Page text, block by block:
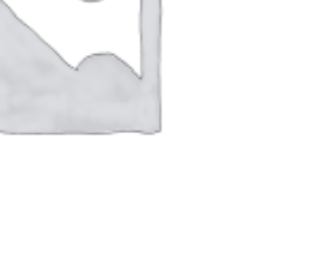
PILIH OPSI